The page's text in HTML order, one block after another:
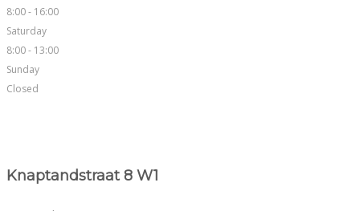
8:00 - 16:00
Saturday
8:00 - 13:00
Sunday
Closed
Knaptandstraat 8 W1